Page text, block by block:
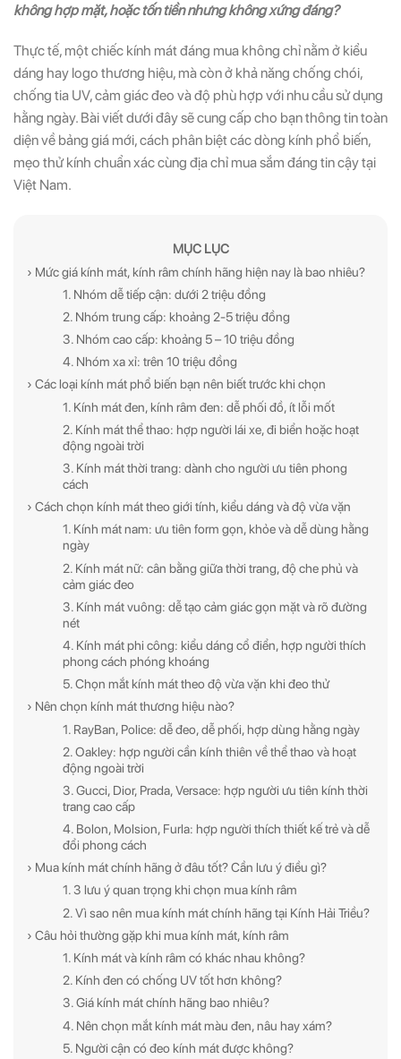
không hợp mặt, hoặc tốn tiền nhưng không xứng đáng?
Thực tế, một chiếc kính mát đáng mua không chỉ nằm ở kiểu
dáng hay logo thương hiệu, mà còn ở khả năng chống chói,
chống tia UV, cảm giác đeo và độ phù hợp với nhu cầu sử dụng
hằng ngày. Bài viết dưới đây sẽ cung cấp cho bạn thông tin toàn
diện về bảng giá mới, cách phân biệt các dòng kính phổ biến,
mẹo thử kính chuẩn xác cùng địa chỉ mua sắm đáng tin cậy tại
Việt Nam.
MỤC LỤC
› Mức giá kính mát, kính râm chính hãng hiện nay là bao nhiêu?
1. Nhóm dễ tiếp cận: dưới 2 triệu đồng
2. Nhóm trung cấp: khoảng 2-5 triệu đồng
3. Nhóm cao cấp: khoảng 5 – 10 triệu đồng
4. Nhóm xa xỉ: trên 10 triệu đồng
› Các loại kính mát phổ biến bạn nên biết trước khi chọn
1. Kính mát đen, kính râm đen: dễ phối đồ, ít lỗi mốt
2. Kính mát thể thao: hợp người lái xe, đi biển hoặc hoạt
động ngoài trời
3. Kính mát thời trang: dành cho người ưu tiên phong
cách
› Cách chọn kính mát theo giới tính, kiểu dáng và độ vừa vặn
1. Kính mát nam: ưu tiên form gọn, khỏe và dễ dùng hằng
ngày
2. Kính mát nữ: cân bằng giữa thời trang, độ che phủ và
cảm giác đeo
3. Kính mát vuông: dễ tạo cảm giác gọn mặt và rõ đường
nét
4. Kính mát phi công: kiểu dáng cổ điển, hợp người thích
phong cách phóng khoáng
5. Chọn mắt kính mát theo độ vừa vặn khi đeo thử
› Nên chọn kính mát thương hiệu nào?
1. RayBan, Police: dễ đeo, dễ phối, hợp dùng hằng ngày
2. Oakley: hợp người cần kính thiên về thể thao và hoạt
động ngoài trời
3. Gucci, Dior, Prada, Versace: hợp người ưu tiên kính thời
trang cao cấp
4. Bolon, Molsion, Furla: hợp người thích thiết kế trẻ và dễ
đổi phong cách
› Mua kính mát chính hãng ở đâu tốt? Cần lưu ý điều gì?
1. 3 lưu ý quan trọng khi chọn mua kính râm
2. Vì sao nên mua kính mát chính hãng tại Kính Hải Triều?
› Câu hỏi thường gặp khi mua kính mát, kính râm
1. Kính mát và kính râm có khác nhau không?
2. Kính đen có chống UV tốt hơn không?
3. Giá kính mát chính hãng bao nhiêu?
4. Nên chọn mắt kính mát màu đen, nâu hay xám?
5. Người cận có đeo kính mát được không?